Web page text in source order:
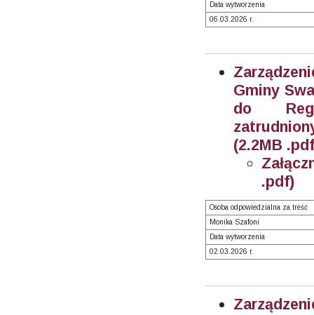
Data wytworzenia
06.03.2026 r.
Gminy
do
(2.2MB
.pdf)
Osoba odpowiedzialna za treść
Monika Szafoni
Data wytworzenia
02.03.2026 r.